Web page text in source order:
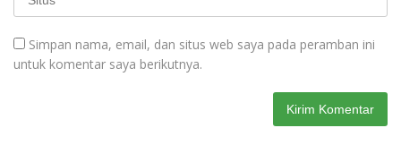
Simpan nama, email, dan situs web saya pada peramban ini
untuk komentar saya berikutnya.